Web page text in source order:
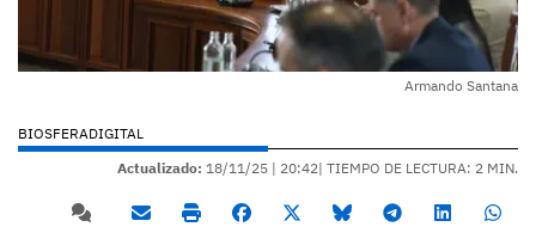
Armando Santana
BIOSFERADIGITAL
Actualizado: 18/11/25 | 20:42| TIEMPO DE LECTURA: 2 MIN.